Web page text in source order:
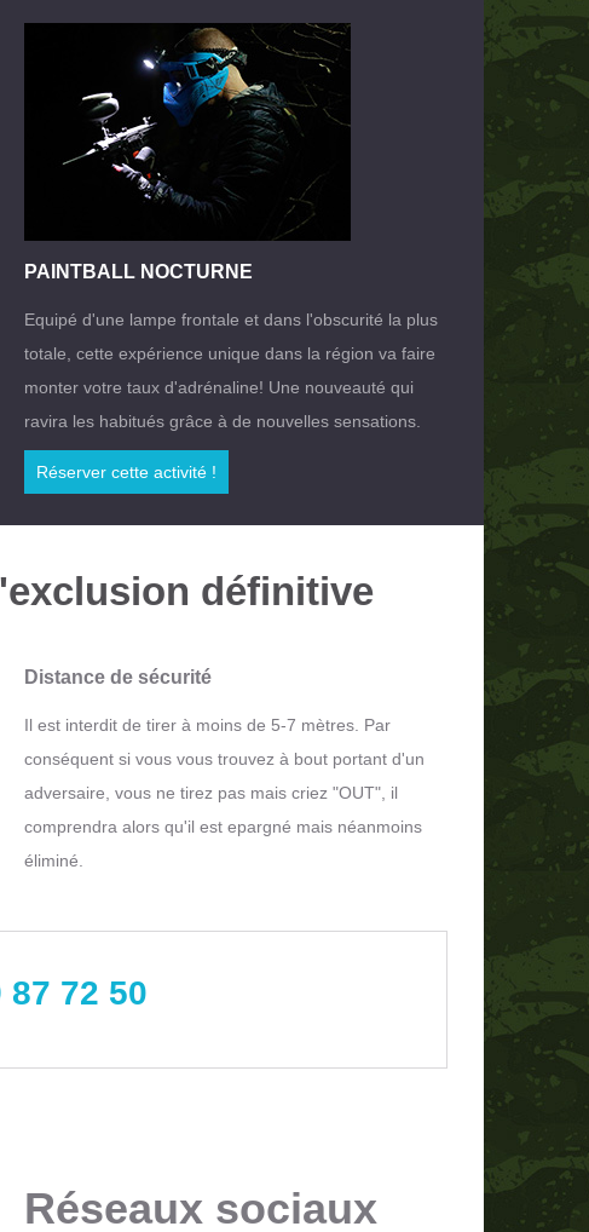
PAINTBALL NOCTURNE
Equipé d'une lampe frontale et dans l'obscurité la plus
totale, cette expérience unique dans la région va faire
monter votre taux d'adrénaline! Une nouveauté qui
ravira les habitués grâce à de nouvelles sensations.
Réserver cette activité !
définitive
Distance de sécurité
Il est interdit de tirer à moins de 5-7 mètres. Par
conséquent si vous vous trouvez à bout portant d'un
adversaire, vous ne tirez pas mais criez "OUT", il
comprendra alors qu'il est epargné mais néanmoins
éliminé.
87 72 50
Réseaux sociaux